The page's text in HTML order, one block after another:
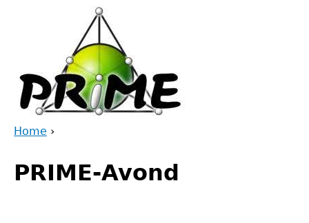
are
Home ›
to
top
PRIME-Avond